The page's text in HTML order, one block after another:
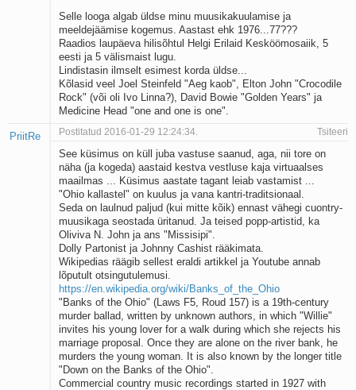
Selle looga algab üldse minu muusikakuulamise ja
meeldejäämise kogemus. Aastast ehk 1976...77???
Raadios laupäeva hilisõhtul Helgi Erilaid Kesköömosaiik, 5
eesti ja 5 välismaist lugu.
Lindistasin ilmselt esimest korda üldse...
Kõlasid veel Joel Steinfeld "Aeg kaob", Elton John "Crocodile
Rock" (või oli Ivo Linna?), David Bowie "Golden Years" ja
Medicine Head "one and one is one".
PriitRe Postitatud 2016-01-29 12:24:34. Tsiteeri
See küsimus on küll juba vastuse saanud, aga, nii tore on
näha (ja kogeda) aastaid kestva vestluse kaja virtuaalses
maailmas ... Küsimus aastate tagant leiab vastamist ...
"Ohio kallastel" on kuulus ja vana kantri-traditsionaal.
Seda on laulnud paljud (kui mitte kõik) ennast vähegi cuontry-
muusikaga seostada üritanud. Ja teised popp-artistid, ka
Oliviva N. John ja ans "Missisipi".
Dolly Partonist ja Johnny Cashist rääkimata.
Wikipedias räägib sellest eraldi artikkel ja Youtube annab
lõputult otsingutulemusi.
https://en.wikipedia.org/wiki/Banks_of_the_Ohio
"Banks of the Ohio" (Laws F5, Roud 157) is a 19th-century
murder ballad, written by unknown authors, in which "Willie"
invites his young lover for a walk during which she rejects his
marriage proposal. Once they are alone on the river bank, he
murders the young woman. It is also known by the longer title
"Down on the Banks of the Ohio".
Commercial country music recordings started in 1927 with